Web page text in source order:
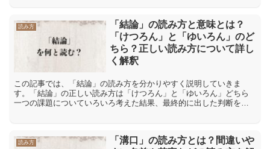
読み方
「結論」の読み方と意味とは？
「けつろん」と「ゆいろん」のど
ちら？正しい読み方について詳し
く解釈
この記事では、「結論」の読み方を分かりやすく説明していきま
す。「結論」の正しい読み方は「けつろん」と「ゆいろん」どちら
一つの課題についていろいろ考えた結果、最終的に出した判断を
読み方
「溝口」の読み方とは？間違いや